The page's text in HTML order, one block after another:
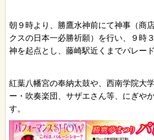
朝９時より、勝鷹水神前にて神事（商
クスの日本一必勝祈願）を行い、９時
神を起点とし、藤崎駅近くまでパレー
紅葉八幡宮の奉納太鼓や、西南学院大
ー・吹奏楽団、サザエさん等、にぎや
す。